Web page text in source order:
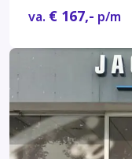
va. € 167,- p/m